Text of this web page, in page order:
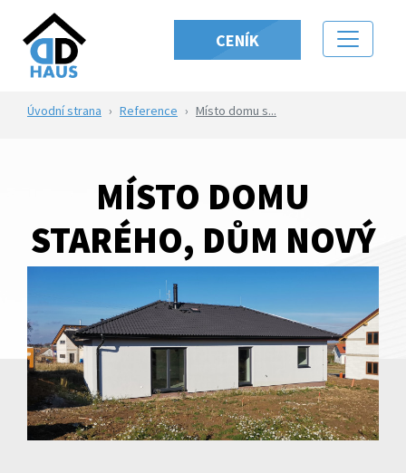
CENÍK
Úvodní strana Reference Místo domu s...
MÍSTO DOMU
STARÉHO, DŮM NOVÝ